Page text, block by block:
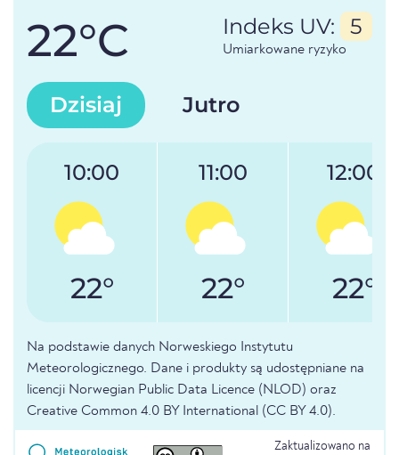
22°C Indeks UV: 5
Umiarkowane ryzyko
Dzisiaj Jutro
10:00
22°
11:00
22°
12:00
22°
Na podstawie danych Norweskiego Instytutu
Meteorologicznego. Dane i produkty są udostępniane na
licencji Norwegian Public Data Licence (NLOD) oraz
Creative Common 4.0 BY International (CC BY 4.0).
Zaktualizowano na